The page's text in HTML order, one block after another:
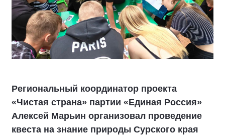
Региональный координатор проекта
«Чистая страна» партии «Единая Россия»
Алексей Марьин организовал проведение
квеста на знание природы Сурского края